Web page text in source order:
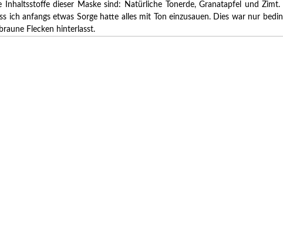
dieser Maske sind: Natürliche Tonerde, Granatapfel und
ich anfangs etwas Sorge hatte alles mit Ton einzusauen. Dies war nur
Flecken hinterlasst.